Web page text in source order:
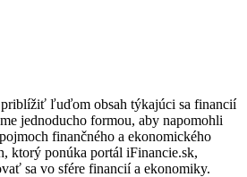
priblížiť ľuďom obsah týkajúci sa financií
jednoducho formou, aby napomohli
finančného a ekonomického
ktorý ponúka portál iFinancie.sk,
sa vo sfére financií a ekonomiky.